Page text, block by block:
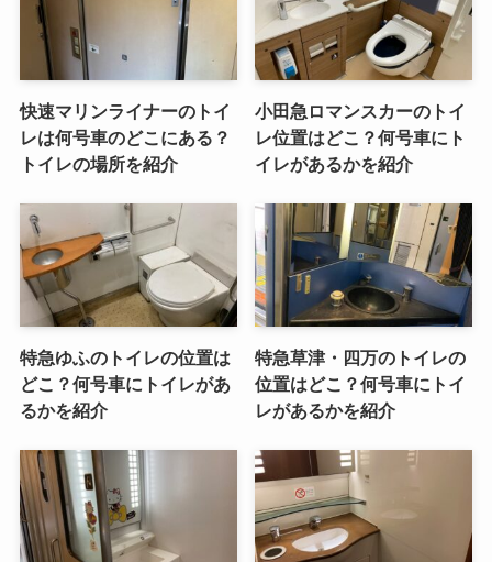
快速マリンライナーのトイ
レは何号車のどこにある？
トイレの場所を紹介
小田急ロマンスカーのトイ
レ位置はどこ？何号車にト
イレがあるかを紹介
特急ゆふのトイレの位置は
どこ？何号車にトイレがあ
るかを紹介
特急草津・四万のトイレの
位置はどこ？何号車にトイ
レがあるかを紹介